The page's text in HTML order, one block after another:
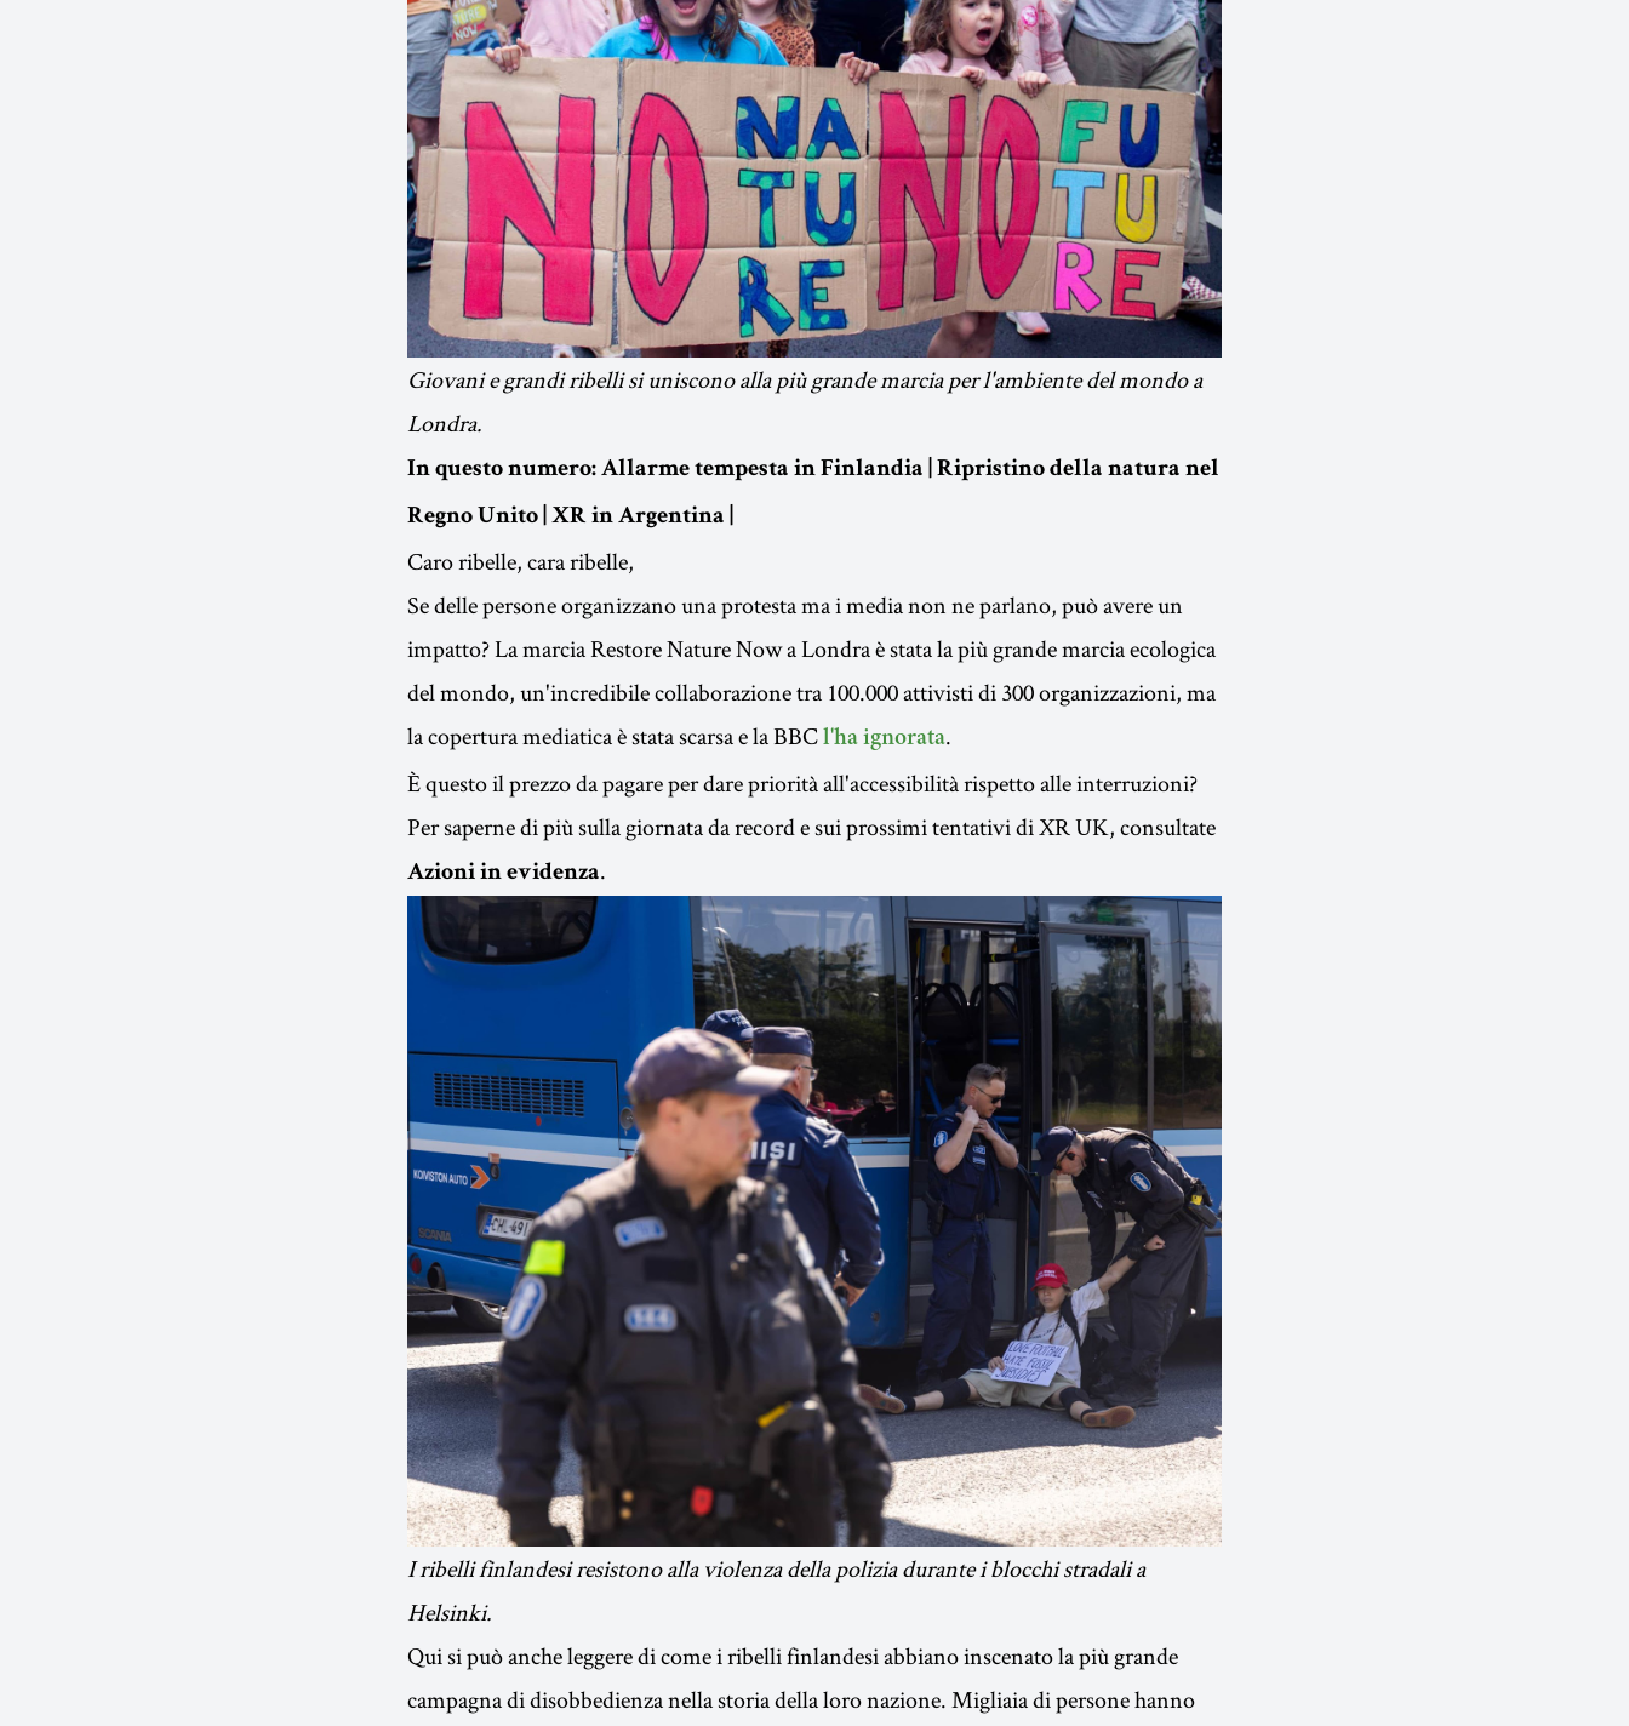
Giovani e grandi ribelli si uniscono alla più grande marcia per l'ambiente del mondo a
Londra.
In questo numero: Allarme tempesta in Finlandia | Ripristino della natura nel
Regno Unito | XR in Argentina |
Caro ribelle, cara ribelle,
Se delle persone organizzano una protesta ma i media non ne parlano, può avere un
impatto? La marcia Restore Nature Now a Londra è stata la più grande marcia ecologica
del mondo, un'incredibile collaborazione tra 100.000 attivisti di 300 organizzazioni, ma
la copertura mediatica è stata scarsa e la BBC l'ha ignorata.
È questo il prezzo da pagare per dare priorità all'accessibilità rispetto alle interruzioni?
Per saperne di più sulla giornata da record e sui prossimi tentativi di XR UK, consultate
Azioni in evidenza.
I ribelli finlandesi resistono alla violenza della polizia durante i blocchi stradali a
Helsinki.
Qui si può anche leggere di come i ribelli finlandesi abbiano inscenato la più grande
campagna di disobbedienza nella storia della loro nazione. Migliaia di persone hanno